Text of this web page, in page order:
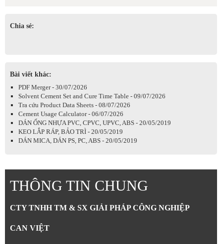
Chia sẻ:
Bài viết khác:
PDF Merger - 30/07/2026
Solvent Cement Set and Cure Time Table - 09/07/2026
Tra cứu Product Data Sheets - 08/07/2026
Cement Usage Calculator - 06/07/2026
DÁN ỐNG NHỰA PVC, CPVC, UPVC, ABS - 20/05/2019
KEO LẮP RÁP, BẢO TRÌ - 20/05/2019
DÁN MICA, DÁN PS, PC, ABS - 20/05/2019
THÔNG TIN CHUNG
CTY TNHH TM & SX GIẢI PHÁP CÔNG NGHIỆP
CAN VIỆT